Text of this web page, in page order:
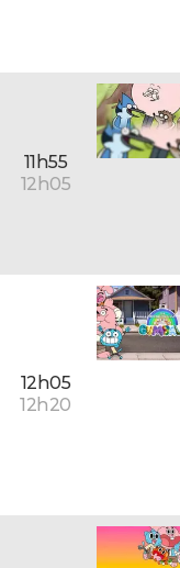
11h55
12h05
12h05
12h20